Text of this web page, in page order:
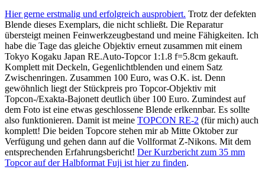
Hier gerne erstmalig und erfolgreich ausprobiert. Trotz der defekten
Blende dieses Exemplars, die nicht schließt. Die Reparatur
übersteigt meinen Feinwerkzeugbestand und meine Fähigkeiten. Ich
habe die Tage das gleiche Objektiv erneut zusammen mit einem
Tokyo Kogaku Japan RE.Auto-Topcor 1:1.8 f=5.8cm gekauft.
Komplett mit Deckeln, Gegenlichtblenden und einem Satz
Zwischenringen. Zusammen 100 Euro, was O.K. ist. Denn
gewöhnlich liegt der Stückpreis pro Topcor-Objektiv mit
Topcon-/Exakta-Bajonett deutlich über 100 Euro. Zumindest auf
dem Foto ist eine etwas geschlossene Blende erlkennbar. Es sollte
also funktionieren. Damit ist meine TOPCON RE-2 (für mich) auch
komplett! Die beiden Topcore stehen mir ab Mitte Oktober zur
Verfügung und gehen dann auf die Vollformat Z-Nikons. Mit dem
entsprechenden Erfahrungsbericht! Der Kurzbericht zum 35 mm
Topcor auf der Halbformat Fuji ist hier zu finden.